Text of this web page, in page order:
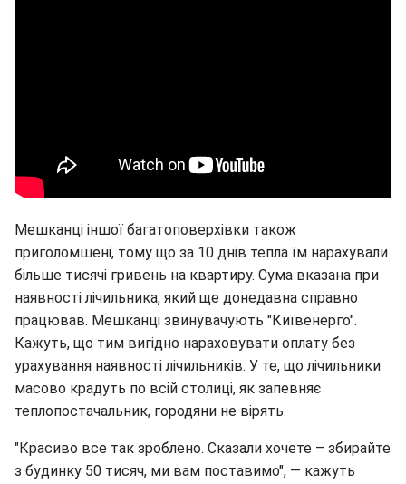
Мешканці іншої багатоповерхівки також
приголомшені, тому що за 10 днів тепла їм нарахували
більше тисячі гривень на квартиру. Сума вказана при
наявності лічильника, який ще донедавна справно
працював. Мешканці звинувачують "Київенерго".
Кажуть, що тим вигідно нараховувати оплату без
урахування наявності лічильників. У те, що лічильники
масово крадуть по всій столиці, як запевняє
теплопостачальник, городяни не вірять.
"Красиво все так зроблено. Сказали хочете – збирайте
з будинку 50 тисяч, ми вам поставимо", — кажуть